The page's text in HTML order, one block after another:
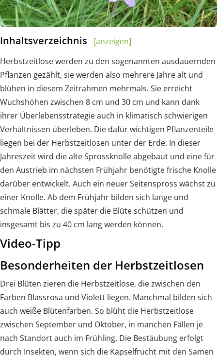
Inhaltsverzeichnis
[anzeigen]
Herbstzeitlose werden zu den sogenannten ausdauernden
Pflanzen gezählt, sie werden also mehrere Jahre alt und
blühen in diesem Zeitrahmen mehrmals. Sie erreicht
Wuchshöhen zwischen 8 cm und 30 cm und kann dank
ihrer Überlebensstrategie auch in klimatisch schwierigen
Verhältnissen überleben. Die dafür wichtigen Pflanzenteile
liegen bei der Herbstzeitlosen unter der Erde. In dieser
Jahreszeit wird die alte Sprossknolle abgebaut und eine für
den Austrieb im nächsten Frühjahr benötigte frische Knolle
darüber entwickelt. Auch ein neuer Seitenspross wächst zu
einer Knolle. Ab dem Frühjahr bilden sich lange und
schmale Blätter, die später die Blüte schützen und
insgesamt bis zu 40 cm lang werden können.
Video-Tipp
Besonderheiten der Herbstzeitlosen
Drei Blüten zieren die Herbstzeitlose, die zwischen den
Farben Blassrosa und Violett liegen. Manchmal bilden sich
auch weiße Blütenfarben. So blüht die Herbstzeitlose
zwischen September und Oktober, in manchen Fällen je
nach Standort auch im Frühling. Die Bestäubung erfolgt
durch Insekten, wenn sich die Kapselfrucht mit den Samen